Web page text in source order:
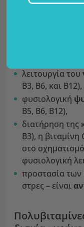
λειτουργία του
B3, B6, και B12),
φυσιολογική
B5, B6, B12),
διατήρηση της
B3), η βιταμίνη
στο σχηματισμό
φυσιολογική
προστασία των
στρες – είναι